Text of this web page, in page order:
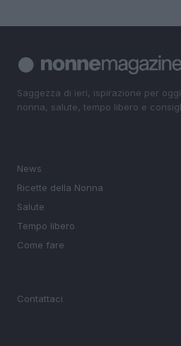
Saggezza di ieri, ispirazione per
nonna, salute, tempo libero e
News
Ricette della Nonna
Salute
Tempo libero
Come fare
Contattaci